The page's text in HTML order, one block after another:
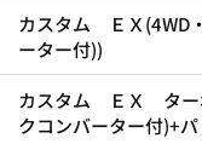
カスタム ＥＸ(4WD
ーター付))
カスタム ＥＸ ター
クコンバーター付)+